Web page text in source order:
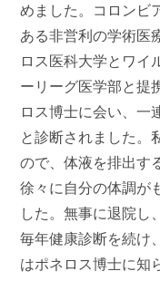
めました。コロンビ
ある非営利の学術医
ロス医科大学とワイ
ーリーグ医学部と提
ロス博士に会い、一
と診断されました。
ので、体液を排出す
徐々に自分の体調が
した。無事に退院し
毎年健康診断を続け
はポネロス博士に知